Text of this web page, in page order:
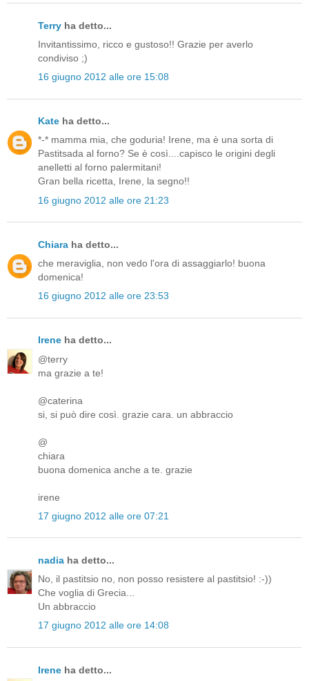
Terry ha detto...
Invitantissimo, ricco e gustoso!! Grazie per averlo
condiviso ;)
16 giugno 2012 alle ore 15:08
Kate ha detto...
*-* mamma mia, che goduria! Irene, ma è una sorta di
Pastitsada al forno? Se è così....capisco le origini degli
anelletti al forno palermitani!
Gran bella ricetta, Irene, la segno!!
16 giugno 2012 alle ore 21:23
Chiara ha detto...
che meraviglia, non vedo l'ora di assaggiarlo! buona
domenica!
16 giugno 2012 alle ore 23:53
Irene ha detto...
@terry
ma grazie a te!
@caterina
si, si può dire così. grazie cara. un abbraccio
@
chiara
buona domenica anche a te. grazie
irene
17 giugno 2012 alle ore 07:21
nadia ha detto...
No, il pastitsio no, non posso resistere al pastitsio! :-))
Che voglia di Grecia...
Un abbraccio
17 giugno 2012 alle ore 14:08
Irene ha detto...